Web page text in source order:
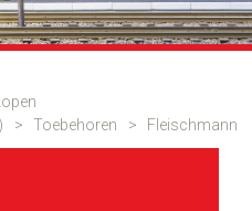
> Toebehoren > Fleischmann